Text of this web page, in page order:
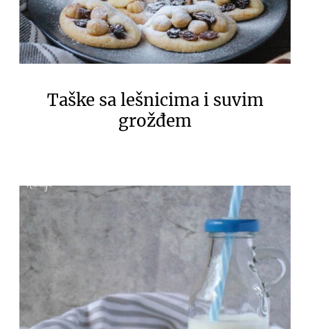
Taške sa lešnicima i suvim
grožđem